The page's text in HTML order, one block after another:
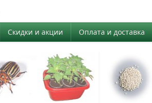
Скидки и акции Оплата и доставка